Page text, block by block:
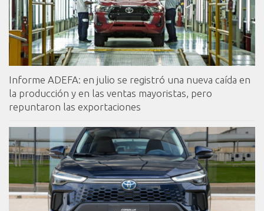
Informe ADEFA: en julio se registró una nueva caída en
la producción y en las ventas mayoristas, pero
repuntaron las exportaciones